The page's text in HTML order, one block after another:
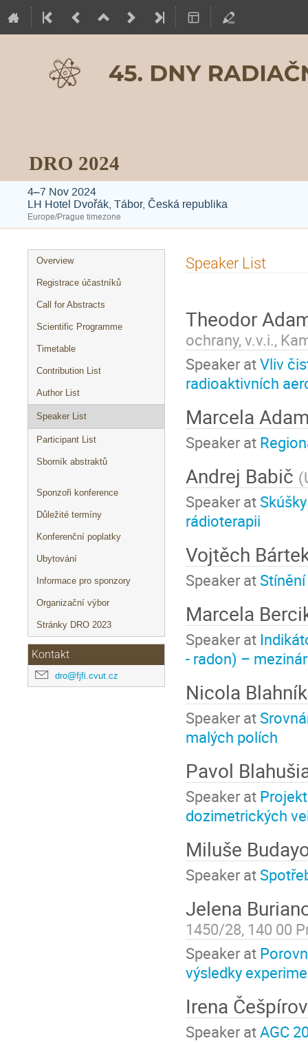
DRO 2024
4–7 Nov 2024
LH Hotel Dvořák, Tábor, Česká republika
Europe/Prague timezone
Event
menu
Overview
Registrace účastníků
Call for Abstracts
Scientific Programme
Timetable
Contribution List
Author List
Speaker List
Participant List
Sborník abstraktů
Sponzoři konference
Důležité termíny
Konferenční poplatky
Ubytování
Informace pro sponzory
Organizační výbor
Stránky DRO 2023
Kontakt
dro@fjfi.cvut.cz
Speaker List
Theodor
ochrany, v.v.i.,
Speaker atVliv
radioaktivních
Marcela
Speaker at
Andrej Babič (
Speaker at
rádioterapii
Vojtěch
Speaker at
Marcela
Speaker at
- radon) –
Nicola
Speaker at
malých polích
Pavol
Speaker at
dozimetrických
Miluše
Speaker at
Jelena
1450/28, 140 00
Speaker at
výsledky
Irena
Speaker atAGC